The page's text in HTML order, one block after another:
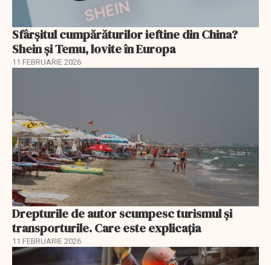
Sfârșitul cumpărăturilor ieftine din China?
Shein și Temu, lovite în Europa
11 FEBRUARIE 2026
Drepturile de autor scumpesc turismul și
transporturile. Care este explicația
11 FEBRUARIE 2026